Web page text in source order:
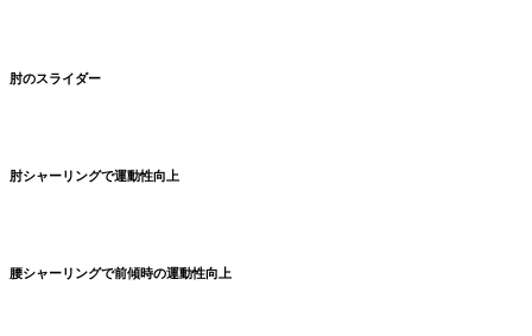
肘のスライダー
肘シャーリングで運動性向上
腰シャーリングで前傾時の運動性向上